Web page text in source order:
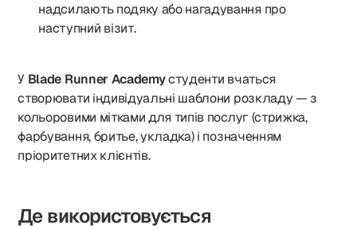
надсилають подяку або нагадування про
наступний візит.
У Blade Runner Academyстуденти вчаться
створювати індивідуальні шаблони розкладу — з
кольоровими мітками для типів послуг (стрижка,
фарбування, бритье, укладка) і позначенням
пріоритетних клієнтів.
Де використовується